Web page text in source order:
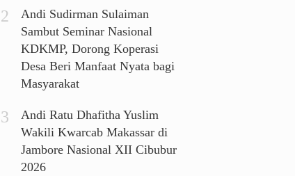
Andi Sudirman Sulaiman
Sambut Seminar Nasional
KDKMP, Dorong Koperasi
Desa Beri Manfaat Nyata bagi
Masyarakat
Andi Ratu Dhafitha Yuslim
Wakili Kwarcab Makassar di
Jambore Nasional XII Cibubur
2026